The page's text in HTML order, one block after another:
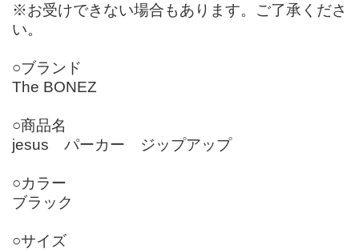
※お受けできない場合もあります。ご了承くださ
い。
○ブランド
The BONEZ
○商品名
jesus パーカー ジップアップ
○カラー
ブラック
○サイズ